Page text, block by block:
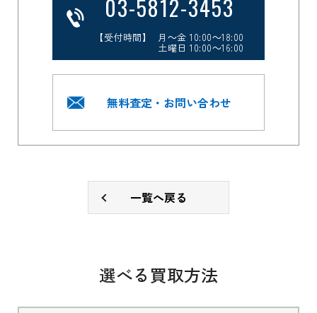
03-5812-3453
【受付時間】 月～金 10:00～18:00
土曜日 10:00～16:00
無料査定・お問い合わせ
一覧へ戻る
選べる買取方法